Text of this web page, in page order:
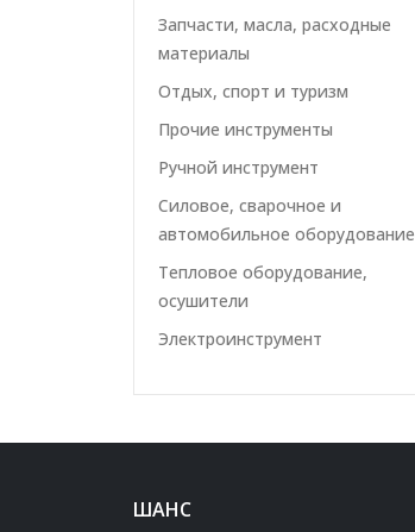
Запчасти, масла, расходные
материалы
Отдых, спорт и туризм
Прочие инструменты
Ручной инструмент
Силовое, сварочное и
автомобильное оборудование
Тепловое оборудование,
осушители
Электроинструмент
ШАНС